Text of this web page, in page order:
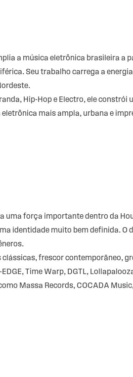
a música eletrônica brasileira a
Seu trabalho carrega a
Hip-Hop e Electro, ele constrói
mais ampla, urbana e
uma força importante dentro da
identidade muito bem definida. O
frescor contemporâneo,
Time Warp, DGTL,
Massa Records, COCADA